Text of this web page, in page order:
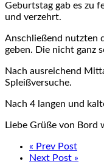
Geburtstag gab es zu
und verzehrt.
Anschließend nutzten
geben. Die nicht ganz
Nach ausreichend
Spleißversuche.
Nach 4 langen und
Liebe Grüße von Bord
« Prev Post
Next Post »